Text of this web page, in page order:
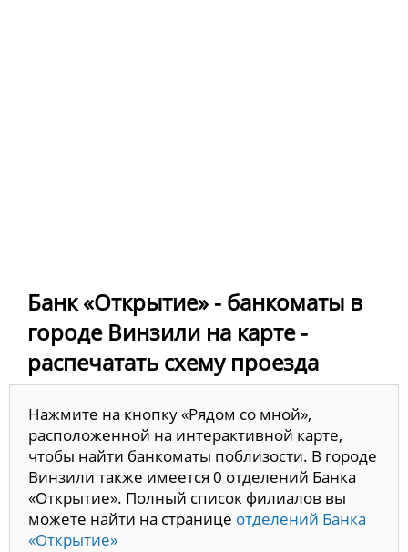
Банк «Открытие» - банкоматы в
городе Винзили на карте -
распечатать схему проезда
Нажмите на кнопку «Рядом со мной»,
расположенной на интерактивной карте,
чтобы найти банкоматы поблизости. В городе
Винзили также имеется 0 отделений Банка
«Открытие». Полный список филиалов вы
можете найти на странице отделений Банка
«Открытие»